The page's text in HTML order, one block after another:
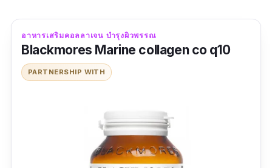
อาหารเสริมคอลลาเจน บำรุงผิวพรรณ
Blackmores Marine collagen co q10
PARTNERSHIP WITH